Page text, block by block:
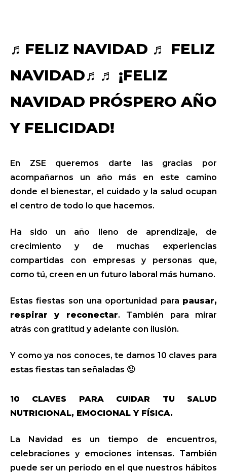
♬FELIZ NAVIDAD ♬ FELIZ
NAVIDAD♬♬ ¡FELIZ
NAVIDAD PRÓSPERO AÑO
Y FELICIDAD!
En ZSE queremos darte las gracias por
acompañarnos un año más en este camino
donde el bienestar, el cuidado y la salud ocupan
el centro de todo lo que hacemos.
Ha sido un año lleno de aprendizaje, de
crecimiento y de muchas experiencias
compartidas con empresas y personas que,
como tú, creen en un futuro laboral más humano.
Estas fiestas son una oportunidad para pausar,
respirar y reconectar. También para mirar
atrás con gratitud y adelante con ilusión.
Y como ya nos conoces, te damos 10 claves para
estas fiestas tan señaladas 🙂
10 CLAVES PARA CUIDAR TU SALUD
NUTRICIONAL, EMOCIONAL Y FÍSICA.
La Navidad es un tiempo de encuentros,
celebraciones y emociones intensas. También
puede ser un periodo en el que nuestros hábitos